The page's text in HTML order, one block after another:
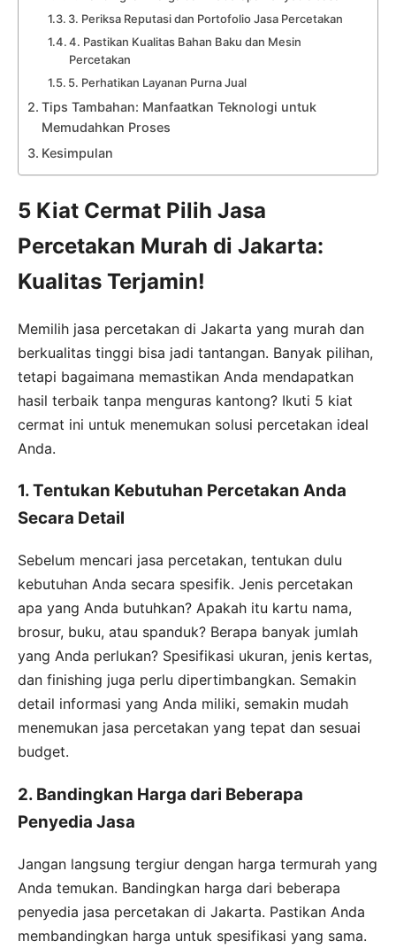
3. Periksa Reputasi dan Portofolio Jasa Percetakan
4. Pastikan Kualitas Bahan Baku dan Mesin
Percetakan
5. Perhatikan Layanan Purna Jual
Tips Tambahan: Manfaatkan Teknologi untuk
Memudahkan Proses
Kesimpulan
5 Kiat Cermat Pilih Jasa
Percetakan Murah di Jakarta:
Kualitas Terjamin!
Memilih jasa percetakan di Jakarta yang murah dan
berkualitas tinggi bisa jadi tantangan. Banyak pilihan,
tetapi bagaimana memastikan Anda mendapatkan
hasil terbaik tanpa menguras kantong? Ikuti 5 kiat
cermat ini untuk menemukan solusi percetakan ideal
Anda.
1. Tentukan Kebutuhan Percetakan Anda
Secara Detail
Sebelum mencari jasa percetakan, tentukan dulu
kebutuhan Anda secara spesifik. Jenis percetakan
apa yang Anda butuhkan? Apakah itu kartu nama,
brosur, buku, atau spanduk? Berapa banyak jumlah
yang Anda perlukan? Spesifikasi ukuran, jenis kertas,
dan finishing juga perlu dipertimbangkan. Semakin
detail informasi yang Anda miliki, semakin mudah
menemukan jasa percetakan yang tepat dan sesuai
budget.
2. Bandingkan Harga dari Beberapa
Penyedia Jasa
Jangan langsung tergiur dengan harga termurah yang
Anda temukan. Bandingkan harga dari beberapa
penyedia jasa percetakan di Jakarta. Pastikan Anda
membandingkan harga untuk spesifikasi yang sama.